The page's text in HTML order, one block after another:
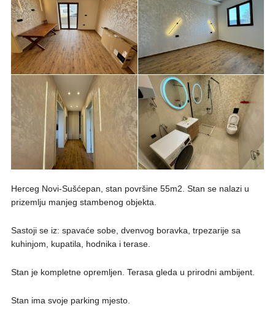
Herceg Novi-Sušćepan, stan površine 55m2. Stan se nalazi u
prizemlju manjeg stambenog objekta.
Sastoji se iz: spavaće sobe, dvenvog boravka, trpezarije sa
kuhinjom, kupatila, hodnika i terase.
Stan je kompletne opremljen. Terasa gleda u prirodni ambijent.
Stan ima svoje parking mjesto.